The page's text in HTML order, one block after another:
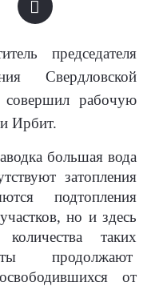
председателя
Свердловской
совершил рабочую
Ирбит.
большая вода
затопления
подтопления
но и здесь
таких
продолжают
от